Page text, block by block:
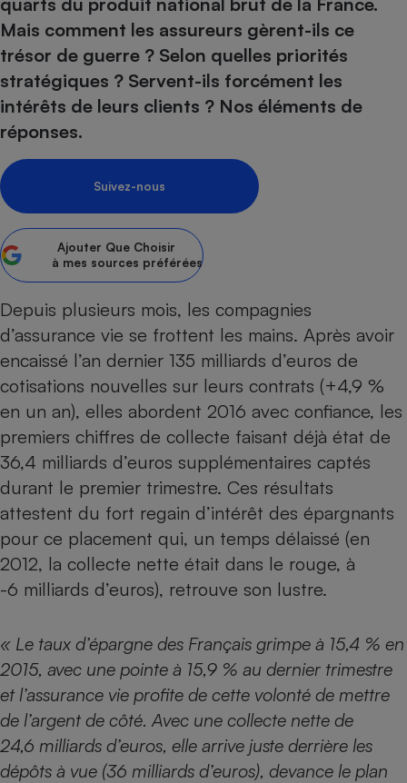
Mais comment les assureurs gèrent-ils ce
trésor de guerre ? Selon quelles priorités
stratégiques ? Servent-ils forcément les
intérêts de leurs clients ? Nos éléments de
réponses.
Suivez-nous
Ajouter Que Choisir
à mes sources préférées
Depuis plusieurs mois, les compagnies
d’assurance vie se frottent les mains. Après avoir
encaissé l’an dernier 135 milliards d’euros de
cotisations nouvelles sur leurs contrats (+4,9 %
en un an), elles abordent 2016 avec confiance, les
premiers chiffres de collecte faisant déjà état de
36,4 milliards d’euros supplémentaires captés
durant le premier trimestre. Ces résultats
attestent du fort regain d’intérêt des épargnants
pour ce placement qui, un temps délaissé (en
2012, la collecte nette était dans le rouge, à
-6 milliards d’euros), retrouve son lustre.
« Le taux d’épargne des Français grimpe à 15,4 % en
2015, avec une pointe à 15,9 % au dernier trimestre
et l’assurance vie profite de cette volonté de mettre
de l’argent de côté. Avec une collecte nette de
24,6 milliards d’euros, elle arrive juste derrière les
dépôts à vue (36 milliards d’euros), devance le plan
Sécurité - Hygiène
Complément
alimentaire
Assurance
Banque - Crédit
Epargne - Fiscalité
Mutuelle
Assurance emprunteur
Circulation routière
Contrôle technique -
Pièce détachée
Moto
Comparateur auto
Comparatif
Comparatif hotte
Comparatif climatiseur
Comparatif aspirateur
Comparatif robot cuiseur
Comparatif centrale
Gros électroménager
Petit électroménager -
Lave-linge
Électricité - Gaz
Comparatif casque audio
Comparatif imprimante
Comparatif ordinateur
Comparatif ultrabook
Image et son
Informatique
Internet
Téléphonie
Téléviseur
Crédit immobilier
Comparatif tondeuse
Comparatif radiateur
Produit d'entretien
Sécurité domestique
Matelas
Radiateur électrique
Hygiène - Beauté
Maladie - Médecine -
Mutuelle
Antimoustique
Maison de retraite
Choisir son fioul
Choisir son pellet
Comparateur assurance emprunteur
Energie Moins Chère Ensemble
Tous les comparateurs
Toutes les cartes interactives
Speedtest - Testez le débit de votre
connexion Internet